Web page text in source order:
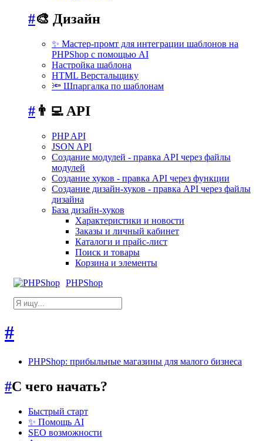
#🎨 Дизайн
✨ Мастер-промт для интеграции шаблонов на
PHPShop с помощью AI
Настройка шаблона
HTML Верстальщику
🔦 Шпаргалка по шаблонам
# 👨‍💻 API
PHP API
JSON API
Создание модулей - правка API через файлы
модулей
Создание хуков - правка API через функции
Создание дизайн-хуков - правка API через файлы
дизайна
База дизайн-хуков
Характеристики и новости
Заказы и личный кабинет
Каталоги и прайс-лист
Поиск и товары
Корзина и элементы
PHPShop
#
PHPShoр: прибыльные магазины для малого бизнеса
#С чего начать?
Быстрый старт
✨ Помощь AI
SEO возможности